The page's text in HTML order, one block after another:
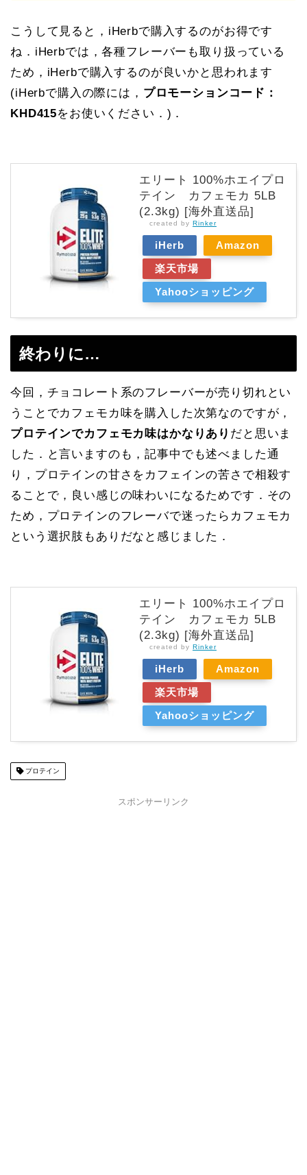
こうして見ると，iHerbで購入するのがお得です
ね．iHerbでは，各種フレーバーも取り扱っている
ため，iHerbで購入するのが良いかと思われます
(iHerbで購入の際には， プロモーションコード：
KHD415をお使いください．)．
エリート 100%ホエイプロ
テイン カフェモカ 5LB
(2.3kg) [海外直送品]
created by Rinker
iHerb
Amazon
楽天市場
Yahooショッピング
終わりに…
今回，チョコレート系のフレーバーが売り切れとい
うことでカフェモカ味を購入した次第なのですが，
プロテインでカフェモカ味はかなりあり だと思いま
した．と言いますのも，記事中でも述べました通
り，プロテインの甘さをカフェインの苦さで相殺す
ることで，良い感じの味わいになるためです．その
ため，プロテインのフレーバで迷ったらカフェモカ
という選択肢もありだなと感じました．
エリート 100%ホエイプロ
テイン カフェモカ 5LB
(2.3kg) [海外直送品]
created by Rinker
iHerb
Amazon
楽天市場
Yahooショッピング
プロテイン
スポンサーリンク